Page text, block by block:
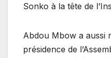
Sonko à la tête de
Abdou Mbow a aussi
présidence de